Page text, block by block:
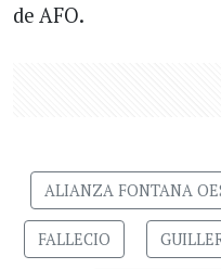
de AFO.
ALIANZA FONTANA
FALLECIO